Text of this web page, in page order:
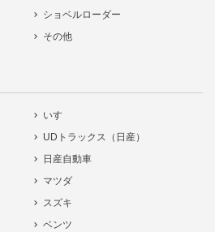
ショベルローダー
その他
いすゞ
UDトラックス（日産）
日産自動車
マツダ
スズキ
ベンツ